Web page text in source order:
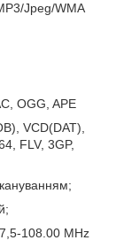
Jpeg/WMA
OGG, APE
VCD(DAT),
FLV, 3GP,
108.00 MHz